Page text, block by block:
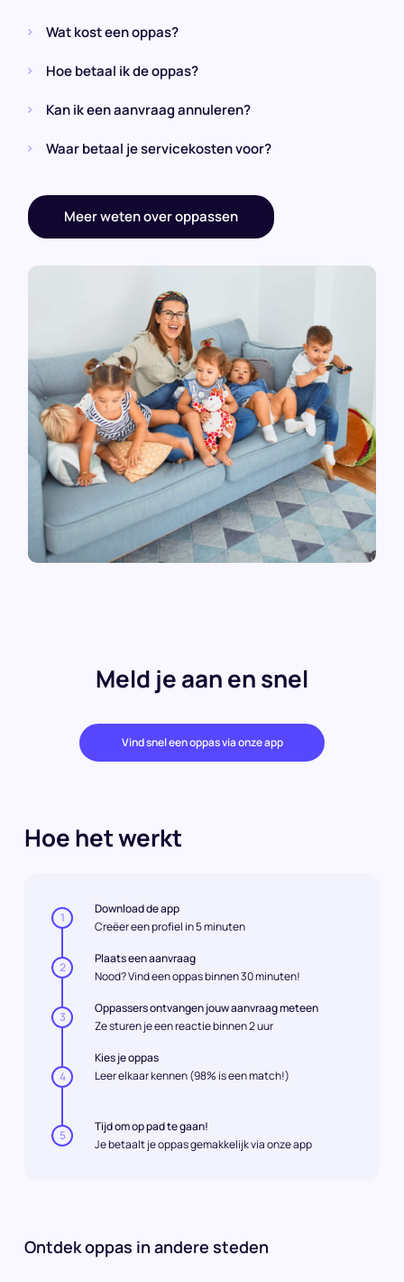
Wat kost een oppas?
Hoe betaal ik de oppas?
Kan ik een aanvraag annuleren?
Waar betaal je servicekosten voor?
Meer weten over oppassen
Meld je aan en snel
Vind snel een oppas via onze app
Hoe het werkt
1
Download de app
Creëer een profiel in 5 minuten
2
Plaats een aanvraag
Nood? Vind een oppas binnen 30 minuten!
3
Oppassers ontvangen jouw aanvraag meteen
Ze sturen je een reactie binnen 2 uur
4
Kies je oppas
Leer elkaar kennen (98% is een match!)
5
Tijd om op pad te gaan!
Je betaalt je oppas gemakkelijk via onze app
Ontdek oppas in andere steden